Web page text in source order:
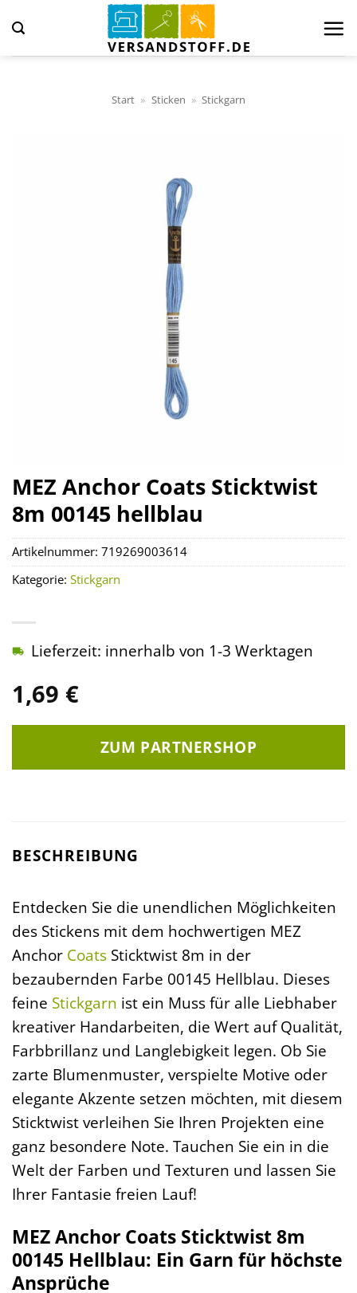
Inhalt
springen
Start » Sticken » Stickgarn
MEZ Anchor Coats Sticktwist
8m 00145 hellblau
1,69 €
Lieferzeit: innerhalb von 1-3 Werktagen
ZUM PARTNERSHOP
Artikelnummer: 719269003614
Kategorie: Stickgarn
BESCHREIBUNG
Entdecken Sie die unendlichen Möglichkeiten
des Stickens mit dem hochwertigen MEZ
Anchor Coats Sticktwist 8m in der
bezaubernden Farbe 00145 Hellblau. Dieses
feine Stickgarn ist ein Muss für alle Liebhaber
kreativer Handarbeiten, die Wert auf Qualität,
Farbbrillanz und Langlebigkeit legen. Ob Sie
zarte Blumenmuster, verspielte Motive oder
elegante Akzente setzen möchten, mit diesem
Sticktwist verleihen Sie Ihren Projekten eine
ganz besondere Note. Tauchen Sie ein in die
Welt der Farben und Texturen und lassen Sie
Ihrer Fantasie freien Lauf!
MEZ Anchor Coats Sticktwist 8m
00145 Hellblau: Ein Garn für höchste
Ansprüche